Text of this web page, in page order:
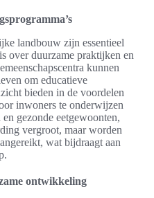
landbouw zijn essentieel
over duurzame praktijken en
kunnen
om educatieve
bieden in de voordelen
inwoners te onderwijzen
gezonde eetgewoonten,
vergroot, maar worden
wat bijdraagt aan
ontwikkeling